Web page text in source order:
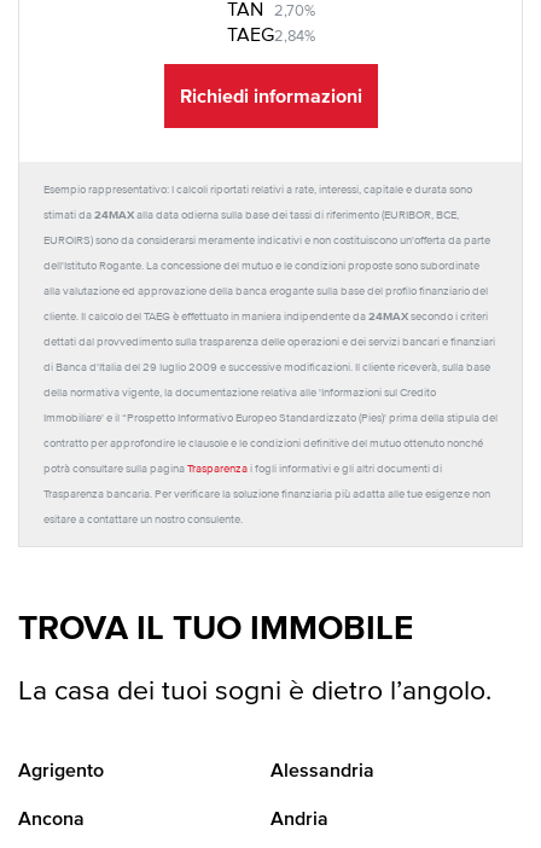
TAN 2,70%
TAEG2,84%
Richiedi informazioni
Esempio rappresentativo: I calcoli riportati relativi a rate, interessi, capitale e durata sono
stimati da 24MAX alla data odierna sulla base dei tassi di riferimento (EURIBOR, BCE,
EUROIRS) sono da considerarsi meramente indicativi e non costituiscono un'offerta da parte
dell'Istituto Rogante. La concessione del mutuo e le condizioni proposte sono subordinate
alla valutazione ed approvazione della banca erogante sulla base del profilo finanziario del
cliente. Il calcolo del TAEG è effettuato in maniera indipendente da 24MAX secondo i criteri
dettati dal provvedimento sulla trasparenza delle operazioni e dei servizi bancari e finanziari
di Banca d'Italia del 29 luglio 2009 e successive modificazioni. Il cliente riceverà, sulla base
della normativa vigente, la documentazione relativa alle 'Informazioni sul Credito
Immobiliare' e il “Prospetto Informativo Europeo Standardizzato (Pies)' prima della stipula del
contratto per approfondire le clausole e le condizioni definitive del mutuo ottenuto nonché
potrà consultare sulla pagina Trasparenza i fogli informativi e gli altri documenti di
Trasparenza bancaria. Per verificare la soluzione finanziaria più adatta alle tue esigenze non
esitare a contattare un nostro consulente.
TROVA IL TUO IMMOBILE
La casa dei tuoi sogni è dietro l’angolo.
Agrigento Alessandria
Ancona Andria